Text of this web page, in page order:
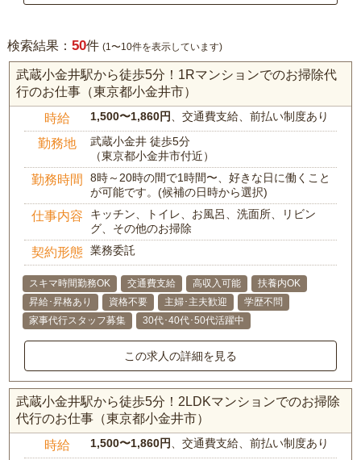
検索結果： 50件 (1〜10件を表示しています)
武蔵小金井駅から徒歩5分！1Rマンションでのお掃除代
行のお仕事（東京都小金井市）
時給 1,500〜1,860円 、交通費支給、前払い制度あり
勤務地
武蔵小金井 徒歩5分
（東京都小金井市付近）
勤務時間
8時～20時の間で1時間〜、好きな日に働くこと
が可能です。(候補の日時から選択)
仕事内容
キッチン、トイレ、お風呂、洗面所、リビン
グ、その他のお掃除
契約形態 業務委託
スキマ時間勤務OK 交通費支給 高収入可能
扶養内OK
昇給･昇格あり
資格不要 主婦･主夫歓迎
学歴不問
家事代行スタッフ募集
30代･40代･50代活躍中
この求人の詳細を見る
武蔵小金井駅から徒歩5分！2LDKマンションでのお掃除
代行のお仕事（東京都小金井市）
時給 1,500〜1,860円 、交通費支給、前払い制度あり